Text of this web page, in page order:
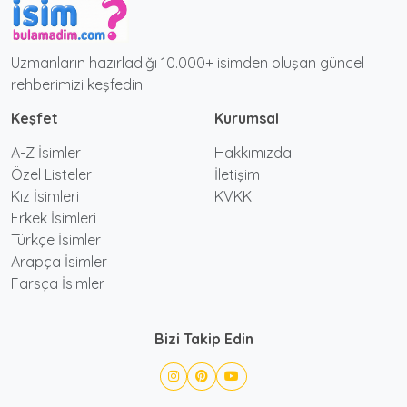
Uzmanların hazırladığı 10.000+ isimden oluşan güncel
rehberimizi keşfedin.
Keşfet
A-Z İsimler
Özel Listeler
Kız İsimleri
Erkek İsimleri
Türkçe İsimler
Arapça İsimler
Farsça İsimler
Kurumsal
Hakkımızda
İletişim
KVKK
Bizi Takip Edin